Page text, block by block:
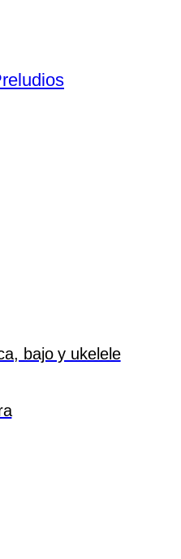
bajo y ukelele